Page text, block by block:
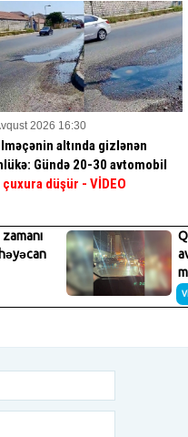
2026 16:30
altında gizlənən
Gündə 20-30 avtomobil
çuxura düşür - VİDEO